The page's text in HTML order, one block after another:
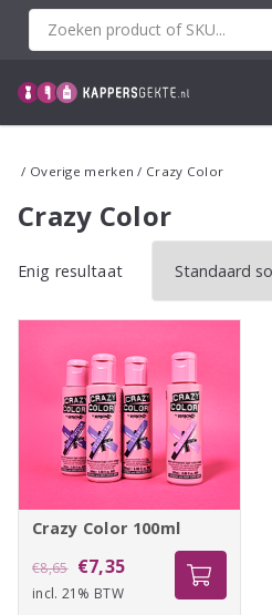
Spring
/ Overige merken / Crazy Color
Crazy Color
Enig resultaat
Crazy Color 100ml
€8,65 Oorspronkelijke
prijs
€7,35Huidige
incl. 21% BTW